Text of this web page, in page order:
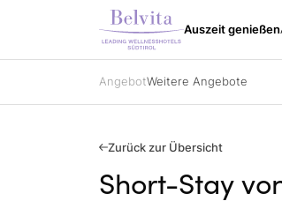
Auszeit genießen
Belvita Spirit
Impressionen
Alle Hotels
AngebotWeitere Angebote
Zurück zur Übersicht
Short-Stay